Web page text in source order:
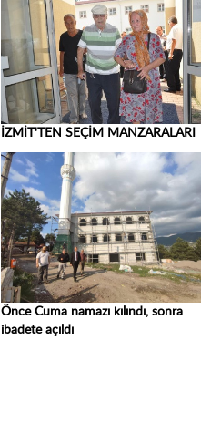
İZMİT'TEN SEÇİM MANZARALARI
Önce Cuma namazı kılındı, sonra
ibadete açıldı